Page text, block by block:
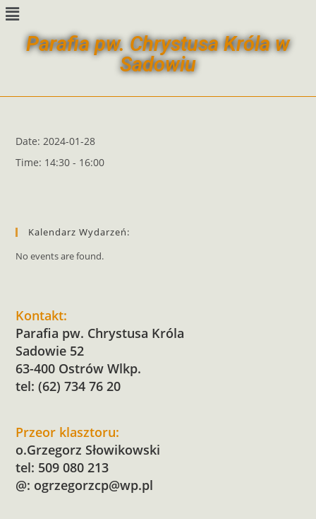
Parafia pw. Chrystusa Króla w
Sadowiu
Date:2024-01-28
Time: 14:30 - 16:00
Kalendarz Wydarzeń:
No events are found.
Kontakt:
Parafia pw. Chrystusa Króla
Sadowie 52
63-400 Ostrów Wlkp.
tel: (62) 734 76 20
Przeor klasztoru:
o.Grzegorz Słowikowski
tel: 509 080 213
@: ogrzegorzcp@wp.pl